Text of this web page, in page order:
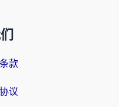
款
议